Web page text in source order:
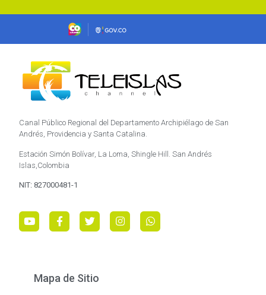
Canal Público Regional del Departamento Archipiélago de San
Andrés, Providencia y Santa Catalina.
Estación Simón Bolívar, La Loma, Shingle Hill. San Andrés
Islas,Colombia
NIT: 827000481-1
Mapa de Sitio